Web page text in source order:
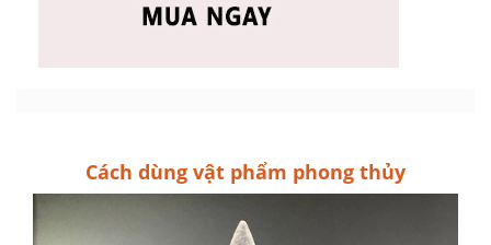
Cách dùng vật phẩm phong thủy